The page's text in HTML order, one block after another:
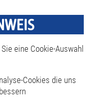
eine Cookie-Auswahl
Cookies die uns